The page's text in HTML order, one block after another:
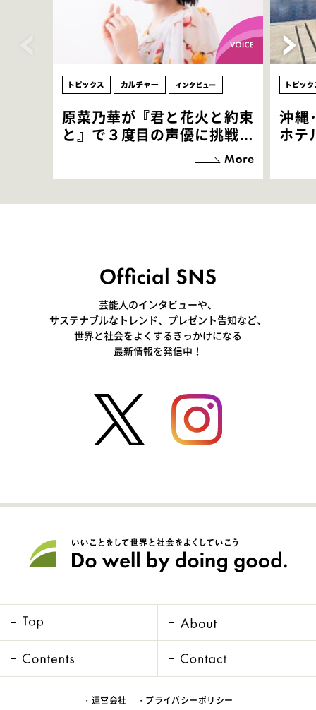
原菜乃華が『君と花火と約束
と』で３度目の声優に挑戦！
「お邪魔させてもらっている
感覚ですが､お芝居に没頭で
沖縄
ホテ
芸能人のインタビューや、
サステナブルなトレンド、プレゼント告知など、
世界と社会をよくするきっかけになる
最新情報を発信中！
・運営会社 ・プライバシーポリシー